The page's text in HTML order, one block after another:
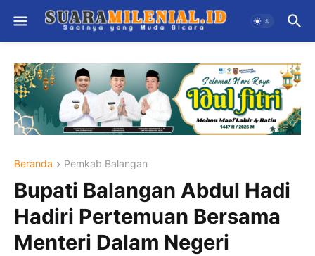
Beranda Pemkab Balangan
Bupati Balangan Abdul Hadi
Hadiri Pertemuan Bersama
Menteri Dalam Negeri